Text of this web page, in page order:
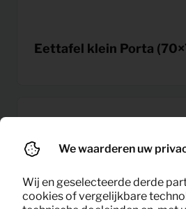
Eettafel klein Porta
We waarderen uw
Wij en geselecteerde derde
cookies of vergelijkbare